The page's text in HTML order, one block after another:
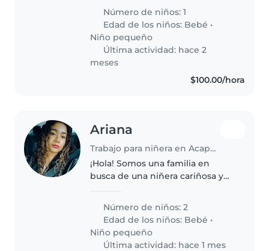
alguien que los cuide mientras
terminamos las tareas del hogar
y yo con mi bebé recién nacida
Número de niños: 1
Edad de los niños: Bebé •
Niño pequeño
Última actividad: hace 2
meses
$100.00/hora
Ariana
Trabajo para niñera en Acapulco
¡Hola! Somos una familia en
busca de una niñera cariñosa y
nuestros dos pequeños, un bebé
y un niño pequeño, ambos llenos
de energía y curiosidad. Vivimos..
Número de niños: 2
Edad de los niños: Bebé •
Niño pequeño
Última actividad: hace 1 mes